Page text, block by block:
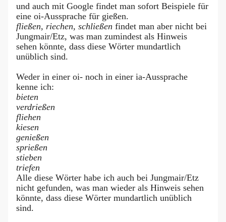
und auch mit Google findet man sofort Beispiele für
eine oi-Aussprache für gießen.
fließen, riechen, schließen findet man aber nicht bei
Jungmair/Etz, was man zumindest als Hinweis
sehen könnte, dass diese Wörter mundartlich
unüblich sind.
Weder in einer oi- noch in einer ia-Aussprache
kenne ich:
bieten
verdrießen
fliehen
kiesen
genießen
sprießen
stieben
triefen
Alle diese Wörter habe ich auch bei Jungmair/Etz
nicht gefunden, was man wieder als Hinweis sehen
könnte, dass diese Wörter mundartlich unüblich
sind.